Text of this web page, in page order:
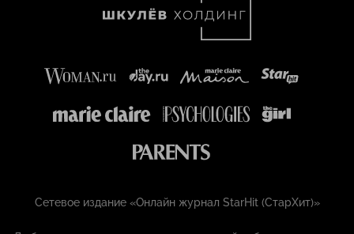
Сетевое издание «Онлайн журнал StarHit (СтарХит)»